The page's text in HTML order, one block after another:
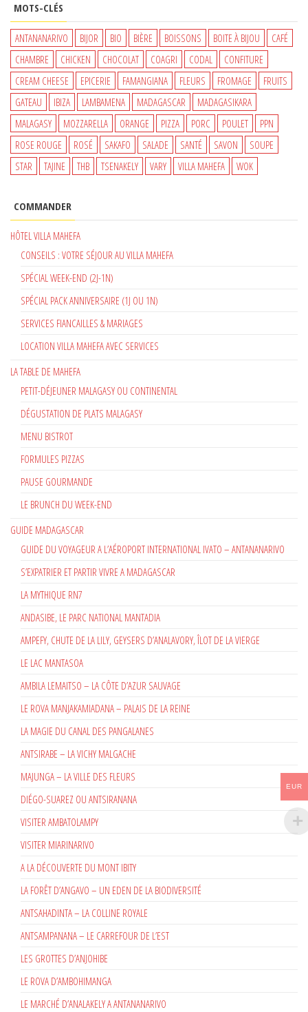
ÉTAIT :
650 €.
EST :
550 €.
MOTS-CLÉS
ANTANANARIVO BIJOR BIO BIÈRE BOISSONS BOITE À BIJOU
CAFÉ
CHAMBRE
CHICKEN CHOCOLAT COAGRI CODAL
CONFITURE
CREAM CHEESE
EPICERIE FAMANGIANA FLEURS FROMAGE
FRUITS
GATEAU
IBIZA LAMBAMENA MADAGASCAR
MADAGASIKARA
MALAGASY
MOZZARELLA ORANGE PIZZA PORC POULET
PPN
ROSE ROUGE
ROSÉ SAKAFO SALADE SANTÉ SAVON
SOUPE
STAR
TAJINE THB TSENAKELY VARY VILLA MAHEFA WOK
COMMANDER
HÔTEL VILLA MAHEFA
CONSEILS : VOTRE SÉJOUR AU VILLA MAHEFA
SPÉCIAL WEEK-END (2J-1N)
SPÉCIAL PACK ANNIVERSAIRE (1J OU 1N)
SERVICES FIANCAILLES & MARIAGES
LOCATION VILLA MAHEFA AVEC SERVICES
LA TABLE DE MAHEFA
PETIT-DÉJEUNER MALAGASY OU CONTINENTAL
DÉGUSTATION DE PLATS MALAGASY
MENU BISTROT
FORMULES PIZZAS
PAUSE GOURMANDE
LE BRUNCH DU WEEK-END
GUIDE MADAGASCAR
GUIDE DU VOYAGEUR A L’AÉROPORT INTERNATIONAL IVATO – ANTANANARIVO
S’EXPATRIER ET PARTIR VIVRE A MADAGASCAR
LA MYTHIQUE RN7
ANDASIBE, LE PARC NATIONAL MANTADIA
AMPEFY, CHUTE DE LA LILY, GEYSERS D’ANALAVORY, ÎLOT DE LA VIERGE
LE LAC MANTASOA
AMBILA LEMAITSO – LA CÔTE D’AZUR SAUVAGE
LE ROVA MANJAKAMIADANA – PALAIS DE LA REINE
LA MAGIE DU CANAL DES PANGALANES
ANTSIRABE – LA VICHY MALGACHE
MAJUNGA – LA VILLE DES FLEURS
DIÉGO-SUAREZ OU ANTSIRANANA
VISITER AMBATOLAMPY
VISITER MIARINARIVO
A LA DÉCOUVERTE DU MONT IBITY
LA FORÊT D’ANGAVO – UN EDEN DE LA BIODIVERSITÉ
ANTSAHADINTA – LA COLLINE ROYALE
ANTSAMPANANA – LE CARREFOUR DE L’EST
LES GROTTES D’ANJOHIBE
LE ROVA D’AMBOHIMANGA
LE MARCHÉ D’ANALAKELY A ANTANANARIVO
EUR